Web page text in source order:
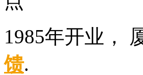
1985年开业，
馈.